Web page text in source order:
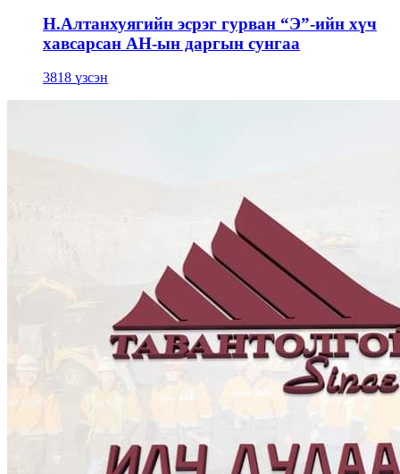
Н.Алтанхуягийн эсрэг гурван “Э”-ийн хүч
хавсарсан АН-ын даргын сунгаа
3818 үзсэн